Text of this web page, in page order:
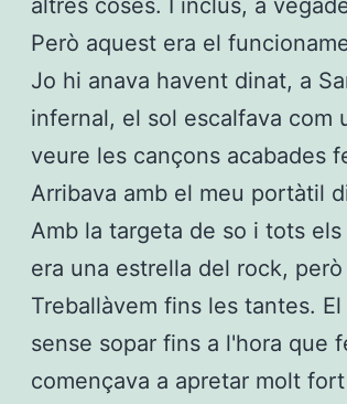
altres coses. I inclús, a
Però aquest era el
Jo hi anava havent dinat, a
infernal, el sol escalfava com
veure les cançons acabades
Arribava amb el meu portàtil
Amb la targeta de so i tots
era una estrella del rock,
Treballàvem fins les tantes.
sense sopar fins a l'hora que
començava a apretar molt